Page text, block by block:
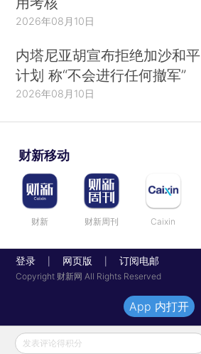
2026年08月10日
内塔尼亚胡宣布拒绝加沙和平
计划 称“不会进行任何撤军”
2026年08月10日
财新移动
财新 财新周刊 Caixin
登录 网页版 订阅电邮
Copyright 财新网 All Rights Reserved
发表评论得积分
App 内打开